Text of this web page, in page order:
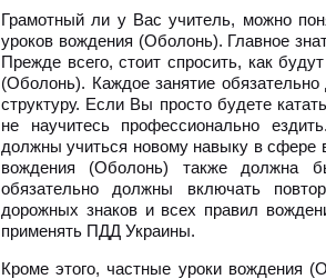
Грамотный ли у Вас учитель, можно
уроков вождения (Оболонь). Главное
Прежде всего, стоит спросить, как
(Оболонь). Каждое занятие
структуру. Если Вы просто будете
не научитесь профессионально
должны учиться новому навыку в сфере
вождения (Оболонь) также должна
обязательно должны включать
дорожных знаков и всех правил
применять ПДД Украины.
Кроме этого, частные уроки вождения